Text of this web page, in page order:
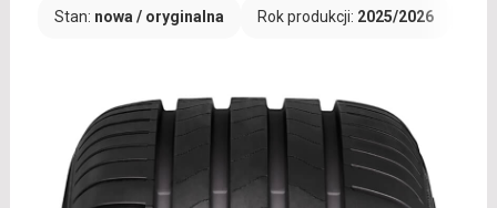
Stan: nowa / oryginalna Rok produkcji: 2025/2026